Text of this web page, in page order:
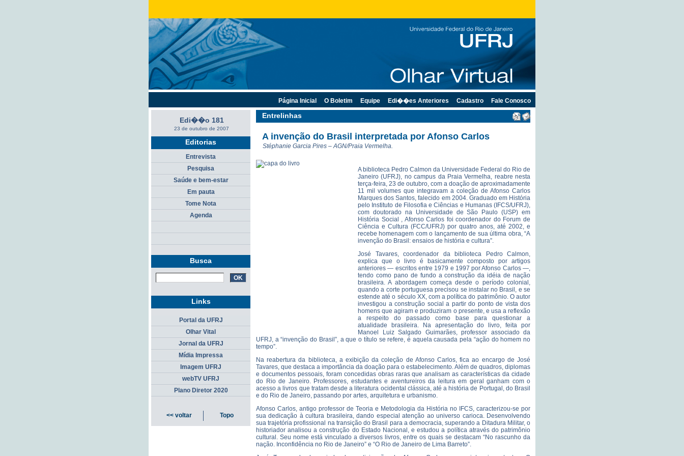
Entrelinhas
A invenção do Brasil interpretada por Afonso Carlos
Stéphanie Garcia Pires – AGN/Praia Vermelha.
A biblioteca Pedro Calmon da Universidade Federal do Rio de
Janeiro (UFRJ), no campus da Praia Vermelha, reabre nesta
terça-feira, 23 de outubro, com a doação de aproximadamente
11 mil volumes que integravam a coleção de Afonso Carlos
Marques dos Santos, falecido em 2004. Graduado em História
pelo Instituto de Filosofia e Ciências e Humanas (IFCS/UFRJ),
com doutorado na Universidade de São Paulo (USP) em
História Social , Afonso Carlos foi coordenador do Forum de
Ciência e Cultura (FCC/UFRJ) por quatro anos, até 2002, e
recebe homenagem com o lançamento de sua última obra, “A
invenção do Brasil: ensaios de história e cultura”.
José Tavares, coordenador da biblioteca Pedro Calmon,
explica que o livro é basicamente composto por artigos
anteriores — escritos entre 1979 e 1997 por Afonso Carlos —,
tendo como pano de fundo a construção da idéia de nação
brasileira. A abordagem começa desde o período colonial,
quando a corte portuguesa precisou se instalar no Brasil, e se
estende até o século XX, com a política do patrimônio. O autor
investigou a construção social a partir do ponto de vista dos
homens que agiram e produziram o presente, e usa a reflexão
a respeito do passado como base para questionar a
atualidade brasileira. Na apresentação do livro, feita por
Manoel Luiz Salgado Guimarães, professor associado da
UFRJ, a “invenção do Brasil”, a que o título se refere, é aquela causada pela “ação do homem no
tempo”.
Na reabertura da biblioteca, a exibição da coleção de Afonso Carlos, fica ao encargo de José
Tavares, que destaca a importância da doação para o estabelecimento. Além de quadros, diplomas
e documentos pessoais, foram concedidas obras raras que analisam as características da cidade
do Rio de Janeiro. Professores, estudantes e aventureiros da leitura em geral ganham com o
acesso a livros que tratam desde a literatura ocidental clássica, até a história de Portugal, do Brasil
e do Rio de Janeiro, passando por artes, arquitetura e urbanismo.
Afonso Carlos, antigo professor de Teoria e Metodologia da História no IFCS, caracterizou-se por
sua dedicação à cultura brasileira, dando especial atenção ao universo carioca. Desenvolvendo
sua trajetória profissional na transição do Brasil para a democracia, superando a Ditadura Militar, o
historiador analisou a construção do Estado Nacional, e estudou a política através do patrimônio
cultural. Seu nome está vinculado a diversos livros, entre os quais se destacam “No rascunho da
nação. Inconfidência no Rio de Janeiro” e “O Rio de Janeiro de Lima Barreto”.
Edi��o 181
23 de outubro de 2007
Editorias
Entrevista
Pesquisa
Saúde e bem-estar
Em pauta
Tome Nota
Agenda
Busca
Página Inicial O Boletim Equipe Edi��es Anteriores Cadastro Fale Conosco
Links
Portal da UFRJ
Olhar Vital
Jornal da UFRJ
Mídia Impressa
Imagem UFRJ
webTV UFRJ
Plano Diretor 2020
<< voltar Topo